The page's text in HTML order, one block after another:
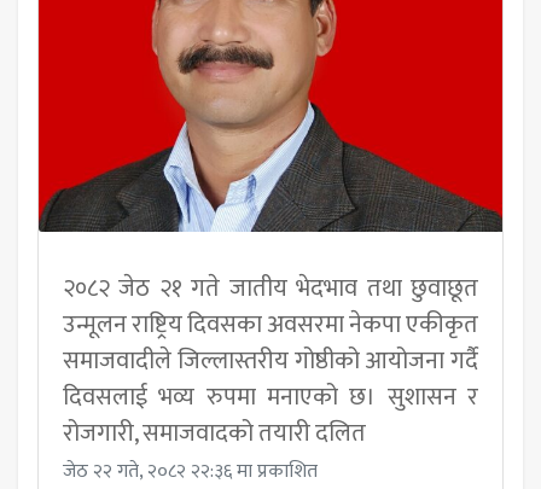
२०८२ जेठ २१ गते जातीय भेदभाव तथा छुवाछूत
उन्मूलन राष्ट्रिय दिवसका अवसरमा नेकपा एकीकृत
समाजवादीले जिल्लास्तरीय गोष्ठीको आयोजना गर्दै
दिवसलाई भव्य रुपमा मनाएको छ। सुशासन र
रोजगारी, समाजवादको तयारी दलित
जेठ २२ गते, २०८२ २२:३६ मा प्रकाशित